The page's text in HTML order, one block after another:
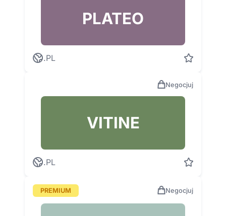
PLATEO
.PL
Negocjuj
VITINE
.PL
PREMIUM Negocjuj